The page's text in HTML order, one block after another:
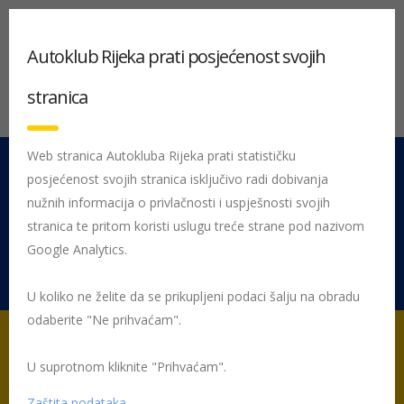
051 212 442 Centrala
Pon - Pet 08:00 - 16:00
Rujevica 9/1, 51000 Rijeka
Početna Posljednje objavljene novosti
Autoklub Rijeka prati posjećenost svojih
stranica
Web stranica Autokluba Rijeka prati statističku
posjećenost svojih stranica isključivo radi dobivanja
nužnih informacija o privlačnosti i uspješnosti svojih
stranica te pritom koristi uslugu treće strane pod nazivom
Google Analytics.
U koliko ne želite da se prikupljeni podaci šalju na obradu
odaberite "Ne prihvaćam".
U suprotnom kliknite "Prihvaćam".